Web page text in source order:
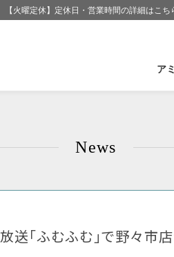
【火曜定休】定休日・営業時間の詳細はこち
ア
Aming
CSR-社
News
送「ふむふむ」で野々市